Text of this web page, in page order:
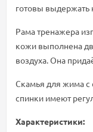
готовы выдержать
Рама тренажера
кожи выполнена
воздуха. Она
Cкамья для жима с
спинки имеют
Характеристики: